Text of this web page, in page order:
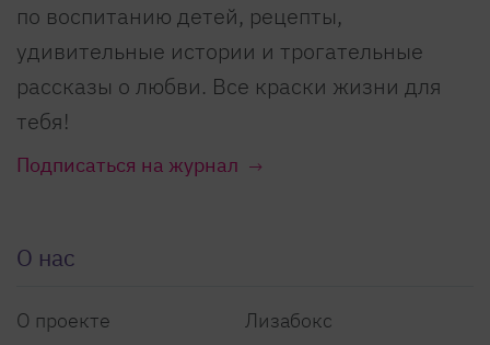
по воспитанию детей, рецепты,
удивительные истории и трогательные
рассказы о любви. Все краски жизни для
тебя!
Подписаться на журнал
О нас
О проекте
Лизабокс